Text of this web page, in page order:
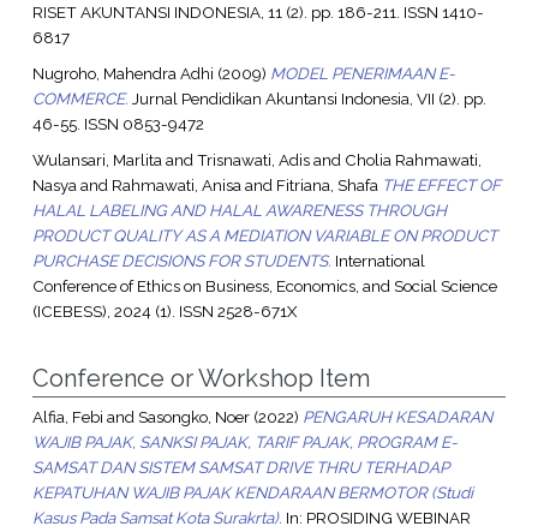
RISET AKUNTANSI INDONESIA, 11 (2). pp. 186-211. ISSN 1410-
6817
Nugroho, Mahendra Adhi (2009) MODEL PENERIMAAN E-
COMMERCE. Jurnal Pendidikan Akuntansi Indonesia, VII (2). pp.
46-55. ISSN 0853-9472
Wulansari, MarlitaandTrisnawati, Adisand Cholia Rahmawati,
Nasyaand Rahmawati, Anisaand Fitriana, Shafa THE EFFECT OF
HALAL LABELING AND HALAL AWARENESS THROUGH
PRODUCT QUALITY AS A MEDIATION VARIABLE ON PRODUCT
PURCHASE DECISIONS FOR STUDENTS. International
Conference of Ethics on Business, Economics, and Social Science
(ICEBESS), 2024 (1). ISSN 2528-671X
Conference or Workshop Item
Alfia, Febi andSasongko, Noer(2022) PENGARUH KESADARAN
WAJIB PAJAK, SANKSI PAJAK, TARIF PAJAK, PROGRAM E-
SAMSAT DAN SISTEM SAMSAT DRIVE THRU TERHADAP
KEPATUHAN WAJIB PAJAK KENDARAAN BERMOTOR (Studi
Kasus Pada Samsat Kota Surakrta). In: PROSIDING WEBINAR